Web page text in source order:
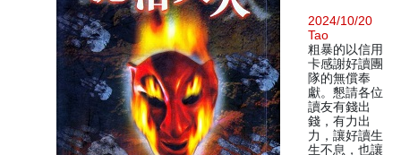
2024/10/20
Tao
粗暴的以信用
卡感謝好讀團
隊的無償奉
獻。懇請各位
讀友有錢出
錢，有力出
力，讓好讀生
生不息，也讓